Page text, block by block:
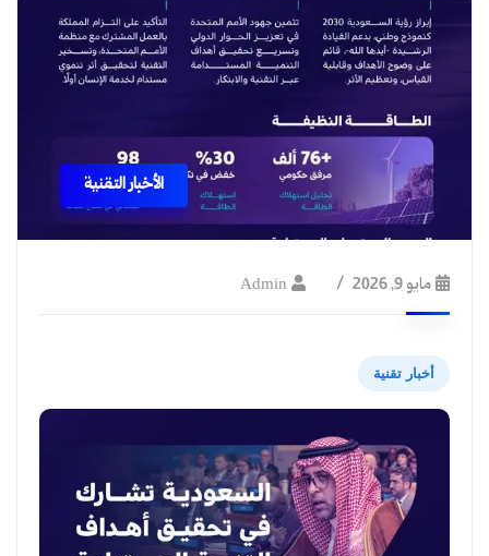
الأخبار التقنية
مايو 9, 2026 Admin
أخبار تقنية